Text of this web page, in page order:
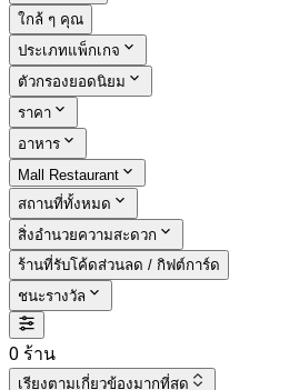
ใกล้ ๆ คุณ
ประเภทแพ็กเกจ
ตัวกรองยอดนิยม
ราคา
อาหาร
Mall Restaurant
สถานที่ทั้งหมด
สิ่งอำนวยความสะดวก
ร้านที่รับโค้ดส่วนลด / กิฟต์การ์ด
ชนะรางวัล
0 ร้าน
เรียงตามเกี่ยวข้องมากที่สุด